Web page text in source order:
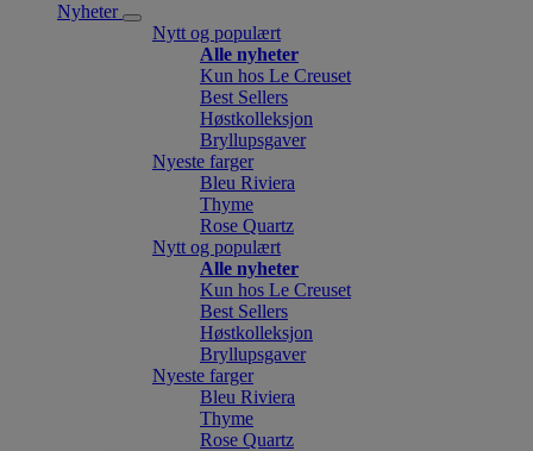
Nyheter
Nytt og populært
Alle nyheter
Kun hos Le Creuset
Best Sellers
Høstkolleksjon
Bryllupsgaver
Nyeste farger
Bleu Riviera
Thyme
Rose Quartz
Nytt og populært
Alle nyheter
Kun hos Le Creuset
Best Sellers
Høstkolleksjon
Bryllupsgaver
Nyeste farger
Bleu Riviera
Thyme
Rose Quartz